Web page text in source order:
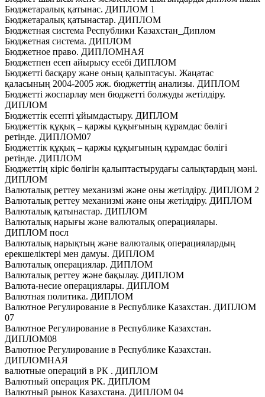
Бюджетаралық қатынас. ДИПЛОМ 1
Бюджетаралық қатынастар. ДИПЛОМ
Бюджетная система Республики Казахстан_Диплом
Бюджетная система. ДИПЛОМ
Бюджетное право. ДИПЛОМНАЯ
Бюджетпен есеп айырысу есебі ДИПЛОМ
Бюджетті басқару және оның қалыптасуы. Жаңатас
қаласының 2004-2005 жж. бюджеттің анализы. ДИПЛОМ
Бюджетті жоспарлау мен бюджетті болжуды жетілдіру.
ДИПЛОМ
Бюджеттік есепті ұйымдастыру. ДИПЛОМ
Бюджеттік құқық – қаржы құқығының құрамдас бөлігі
ретінде. ДИПЛОМ07
Бюджеттік құқық – қаржы құқығының құрамдас бөлігі
ретінде. ДИПЛОМ
Бюджеттің кіріс бөлігін қалыптастырудағы салықтардың мәні.
ДИПЛОМ
Валюталық реттеу механизмі және оны жетілдіру. ДИПЛОМ 2
Валюталық реттеу механизмі және оны жетілдіру. ДИПЛОМ
Валюталық қатынастар. ДИПЛОМ
Валюталық нарығы және валюталық операциялары.
ДИПЛОМ посл
Валюталық нарықтың және валюталық операциялардың
ерекшеліктері мен дамуы. ДИПЛОМ
Валюталық операциялар. ДИПЛОМ
Валюталық реттеу және бақылау. ДИПЛОМ
Валюта-несие операциялары. ДИПЛОМ
Валютная политика. ДИПЛОМ
Валютное Регулирование в Республике Казахстан. ДИПЛОМ
07
Валютное Регулирование в Республике Казахстан.
ДИПЛОМ08
Валютное Регулирование в Республике Казахстан.
ДИПЛОМНАЯ
валютные операций в РК . ДИПЛОМ
Валютный операция РК. ДИПЛОМ
Валютный рынок Казахстана. ДИПЛОМ 04